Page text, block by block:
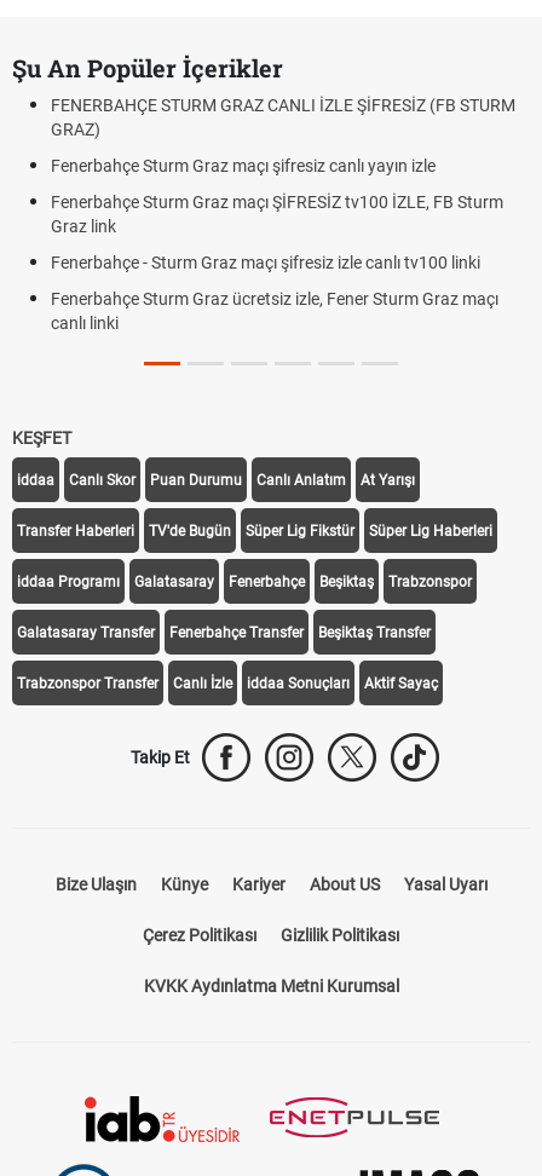
Şu An Popüler İçerikler
FENERBAHÇE STURM GRAZ CANLI İZLE ŞİFRESİZ (FB STURM
GRAZ)
Fenerbahçe Sturm Graz maçı şifresiz canlı yayın izle
Fenerbahçe Sturm Graz maçı ŞİFRESİZ tv100 İZLE, FB Sturm
Graz link
Fenerbahçe - Sturm Graz maçı şifresiz izle canlı tv100 linki
Fenerbahçe Sturm Graz ücretsiz izle, Fener Sturm Graz maçı
canlı linki
KEŞFET
iddaa Canlı Skor Puan Durumu Canlı Anlatım At Yarışı
Transfer Haberleri TV'de Bugün Süper Lig Fikstür Süper Lig Haberleri
iddaa Programı Galatasaray Fenerbahçe Beşiktaş Trabzonspor
Galatasaray Transfer Fenerbahçe Transfer Beşiktaş Transfer
Trabzonspor Transfer Canlı İzle iddaa Sonuçları Aktif Sayaç
Takip Et
Bize Ulaşın Künye Kariyer About US Yasal Uyarı
Çerez Politikası Gizlilik Politikası
KVKK Aydınlatma Metni Kurumsal